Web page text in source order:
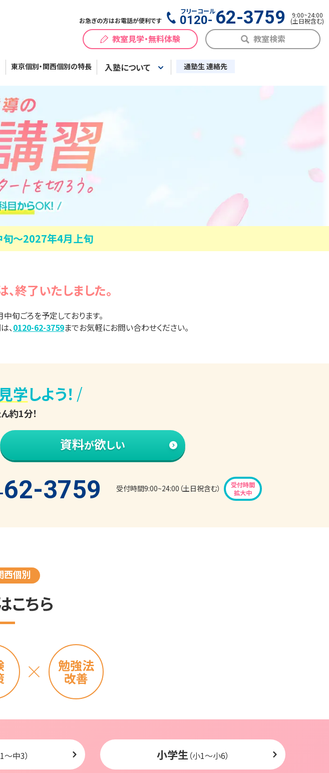
お急ぎの方はお電話が便利です
フリーコール
0120- 62-3759 9:00~24:00
(土日祝含む)
教室見学・無料体験 教室検索
東京個別・関西個別の特長 入塾について 通塾生 連絡先
〜2027年4月上旬
終了いたしました。
旬ごろを予定しております。
、0120-62-3759までお気軽にお問い合わせください。
学しよう！ /
約1分！
資料が欲しい
62-3759 受付時間9:00~24:00（土日祝含む）
受付時間
拡大中
西個別
こちら
勉強法
改善
〜中3） 小学生 （小1〜小6）